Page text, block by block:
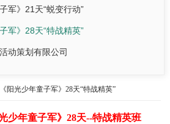
军》21天“蜕变行动”
军》28天“特战精英”
动策划有限公司
阳光少年童子军》28天“特战精英”
少年童子军》28天--特战精英班